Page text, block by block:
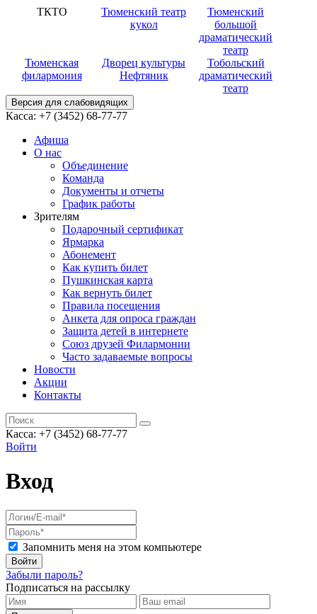
ТКТО
Тюменский театр
кукол
Тюменский
большой
драматический
театр
Тюменская
филармония
Дворец культуры
Нефтяник
Тобольский
драматический
театр
Версия для слабовидящих
Касса: +7 (3452) 68-77-77
Афиша
О нас
Объединение
Команда
Документы и отчеты
График работы
Зрителям
Подарочный сертификат
Ярмарка
Абонемент
Как купить билет
Пушкинская карта
Как вернуть билет
Правила посещения
Анкета для опроса граждан
Защита детей в интернете
Союз друзей Филармонии
Часто задаваемые вопросы
Новости
Акции
Контакты
Касса: +7 (3452) 68-77-77
Войти
Вход
Запомнить меня на этом компьютере
Войти
Забыли пароль?
Подписаться на рассылку